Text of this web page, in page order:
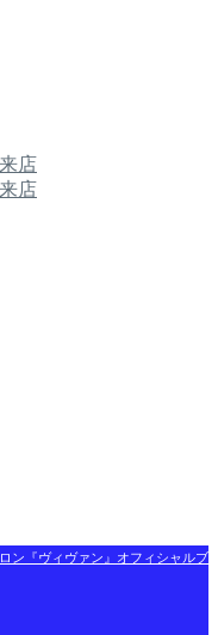
店
店
ン『ヴィヴァン』オフィシャルブ